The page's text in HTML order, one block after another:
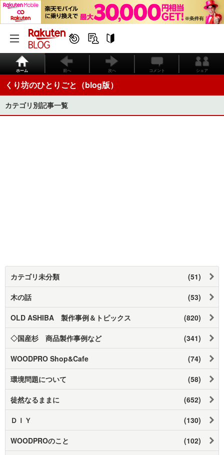
ホーム 前へ 次へ コメント シェア
くり坊のひとりごと（blog版）
カテゴリ別記事一覧
カテゴリ未分類 (51)
木の話 (53)
OLD ASHIBA 製作事例＆トピックス (820)
◇国産杉 商品製作事例など (341)
WOODPRO Shop&Cafe (74)
環境問題について (58)
徒然なるままに (652)
ＤＩＹ (130)
WOODPROのこと (102)